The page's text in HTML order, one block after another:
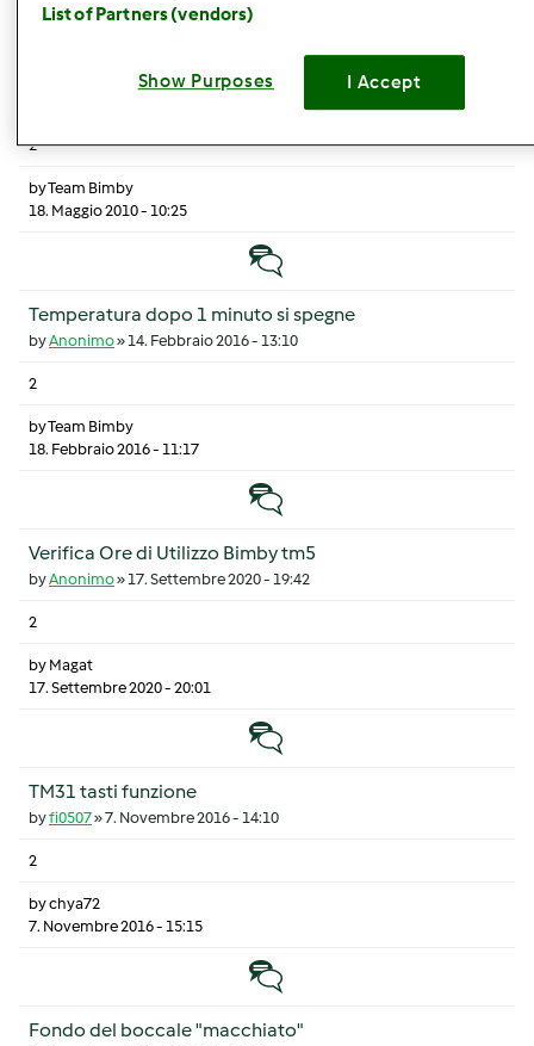
aiuto errore TM21
2
byTeam Bimby
18. Maggio 2010 - 10:25
Discussione normale
Temperatura dopo 1 minuto si spegne
byAnonimo»14. Febbraio 2016 - 13:10
2
byTeam Bimby
18. Febbraio 2016 - 11:17
Discussione normale
Verifica Ore di Utilizzo Bimby tm5
byAnonimo»17. Settembre 2020 - 19:42
2
by Magat
17. Settembre 2020 - 20:01
Discussione normale
TM31 tasti funzione
byfi0507»7. Novembre 2016 - 14:10
2
bychya72
7. Novembre 2016 - 15:15
Discussione normale
Fondo del boccale "macchiato"
List of Partners (vendors)
Show Purposes I Accept